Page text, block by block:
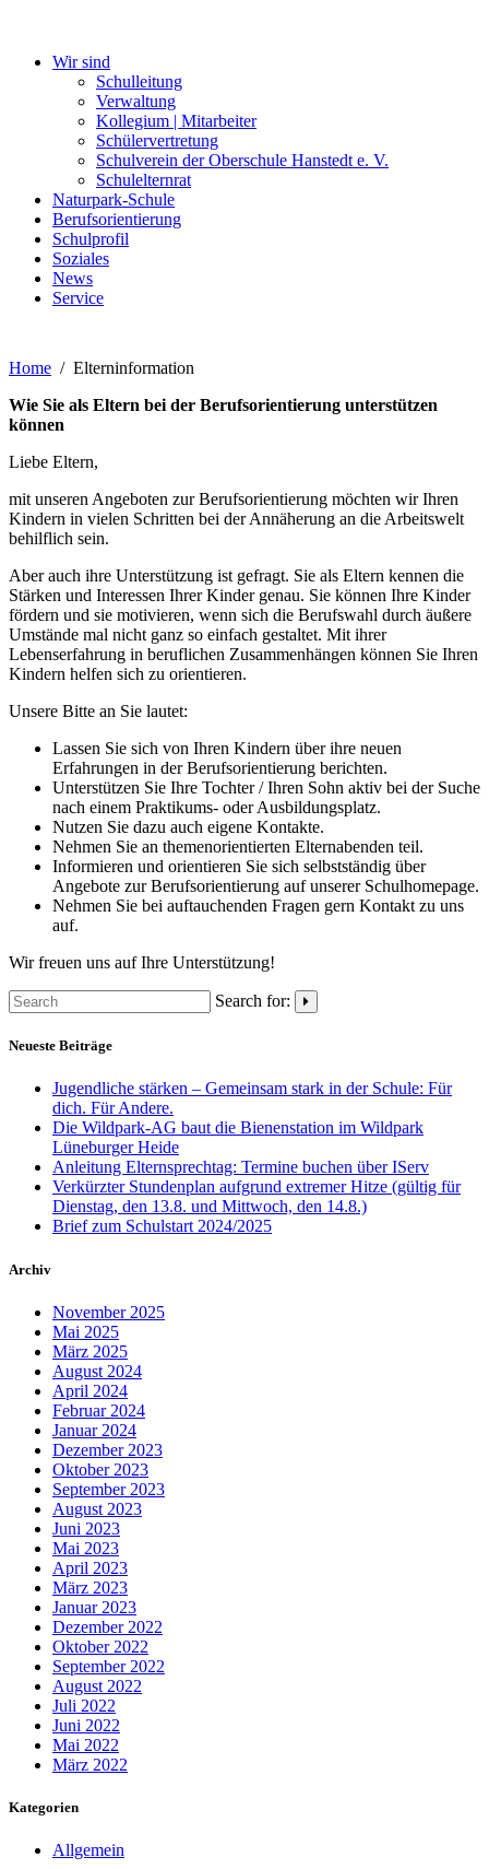
Wir sind
Schulleitung
Verwaltung
Kollegium | Mitarbeiter
Schülervertretung
Schulverein der Oberschule Hanstedt e. V.
Schulelternrat
Naturpark-Schule
Berufsorientierung
Schulprofil
Soziales
News
Service
Home
Elterninformation
Wie Sie als Eltern bei der Berufsorientierung unterstützen
können
Liebe Eltern,
mit unseren Angeboten zur Berufsorientierung möchten wir Ihren
Kindern in vielen Schritten bei der Annäherung an die Arbeitswelt
behilflich sein.
Aber auch ihre Unterstützung ist gefragt. Sie als Eltern kennen die
Stärken und Interessen Ihrer Kinder genau. Sie können Ihre Kinder
fördern und sie motivieren, wenn sich die Berufswahl durch äußere
Umstände mal nicht ganz so einfach gestaltet. Mit ihrer
Lebenserfahrung in beruflichen Zusammenhängen können Sie Ihren
Kindern helfen sich zu orientieren.
Unsere Bitte an Sie lautet:
Lassen Sie sich von Ihren Kindern über ihre neuen
Erfahrungen in der Berufsorientierung berichten.
Unterstützen Sie Ihre Tochter / Ihren Sohn aktiv bei der Suche
nach einem Praktikums- oder Ausbildungsplatz.
Nutzen Sie dazu auch eigene Kontakte.
Nehmen Sie an themenorientierten Elternabenden teil.
Informieren und orientieren Sie sich selbstständig über
Angebote zur Berufsorientierung auf unserer Schulhomepage.
Nehmen Sie bei auftauchenden Fragen gern Kontakt zu uns
auf.
Wir freuen uns auf Ihre Unterstützung!
Search for:
Neueste Beiträge
Jugendliche stärken – Gemeinsam stark in der Schule: Für
dich. Für Andere.
Die Wildpark-AG baut die Bienenstation im Wildpark
Lüneburger Heide
Anleitung Elternsprechtag: Termine buchen über IServ
Verkürzter Stundenplan aufgrund extremer Hitze (gültig für
Dienstag, den 13.8. und Mittwoch, den 14.8.)
Brief zum Schulstart 2024/2025
Archiv
November 2025
Mai 2025
März 2025
August 2024
April 2024
Februar 2024
Januar 2024
Dezember 2023
Oktober 2023
September 2023
August 2023
Juni 2023
Mai 2023
April 2023
März 2023
Januar 2023
Dezember 2022
Oktober 2022
September 2022
August 2022
Juli 2022
Juni 2022
Mai 2022
März 2022
Kategorien
Allgemein